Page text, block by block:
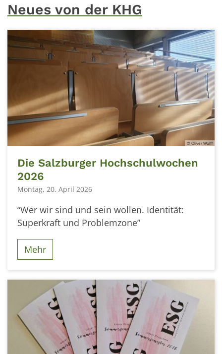
Neues von der KHG
© Oliver Wolff
Die Salzburger Hochschulwochen
2026
Montag, 20. April 2026
“Wer wir sind und sein wollen. Identität:
Superkraft und Problemzone”
Mehr